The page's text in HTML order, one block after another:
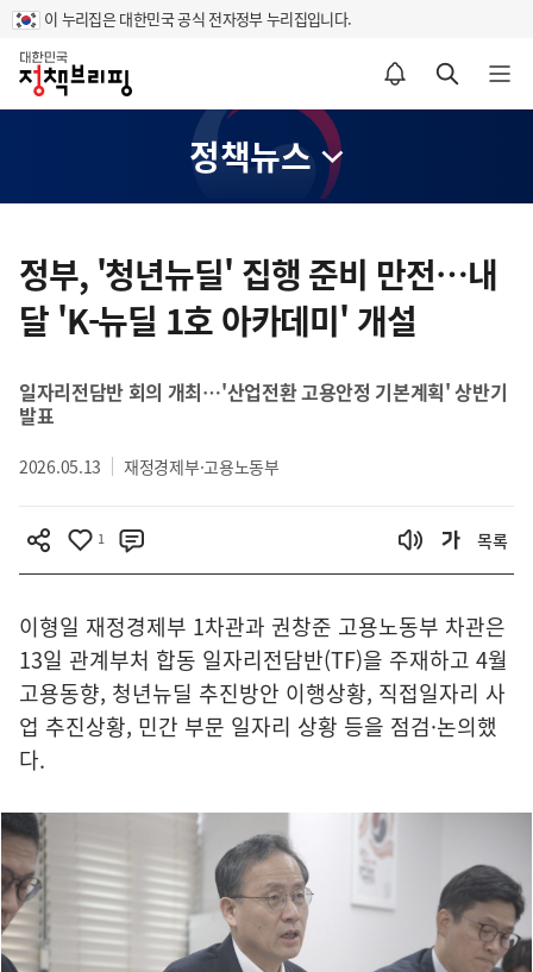
이 누리집은 대한민국 공식 전자정부 누리집입니다.
홈
알림설정 바로가기 검색 바로가기 메뉴 열기
정책뉴스
텐
츠
영
정부, '청년뉴딜' 집행 준비 만전…내
달 'K-뉴딜 1호 아카데미' 개설
일자리전담반 회의 개최…'산업전환 고용안정 기본계획' 상반기
발표
2026.05.13 재정경제부·고용노동부
1 목록
이형일 재정경제부 1차관과 권창준 고용노동부 차관은
13일 관계부처 합동 일자리전담반(TF)을 주재하고 4월
고용동향, 청년뉴딜 추진방안 이행상황, 직접일자리 사
업 추진상황, 민간 부문 일자리 상황 등을 점검·논의했
다.